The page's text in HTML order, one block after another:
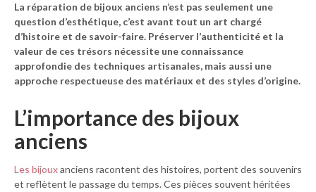
La réparation de bijoux anciens n’est pas seulement une
question d’esthétique, c’est avant tout un art chargé
d’histoire et de savoir-faire. Préserver l’authenticité et la
valeur de ces trésors nécessite une connaissance
approfondie des techniques artisanales, mais aussi une
approche respectueuse des matériaux et des styles d’origine.
L’importance des bijoux
anciens
Les bijouxanciens racontent des histoires, portent des souvenirs
et reflètent le passage du temps. Ces pièces souvent héritées